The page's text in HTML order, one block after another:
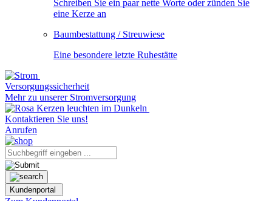
Schreiben Sie ein paar nette Worte oder zünden Sie
eine Kerze an
Baumbestattung / Streuwiese
Eine besondere letzte Ruhestätte
Versorgungssicherheit
Mehr zu unserer Stromversorgung
Kontaktieren Sie uns!
Anrufen
Kundenportal